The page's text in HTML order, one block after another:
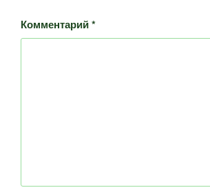
Комментарий*